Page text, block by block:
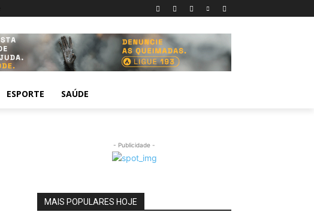
ESPORTE SAÚDE
- Publicidade -
MAIS POPULARES HOJE